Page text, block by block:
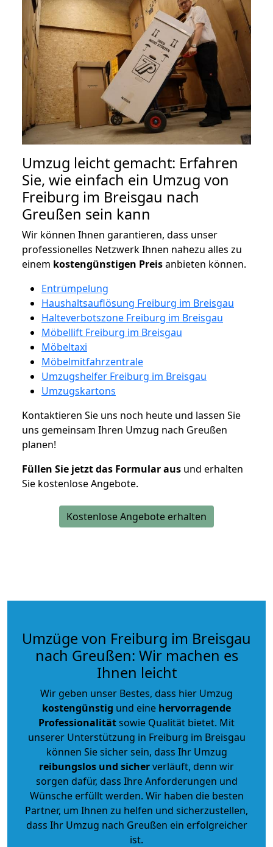
Umzug leicht gemacht: Erfahren
Sie, wie einfach ein Umzug von
Freiburg im Breisgau nach
Greußen sein kann
Wir können Ihnen garantieren, dass unser
professionelles Netzwerk Ihnen nahezu alles zu
einem kostengünstigen Preisanbieten können.
Entrümpelung
Haushaltsauflösung Freiburg im Breisgau
Halteverbotszone Freiburg im Breisgau
Möbellift Freiburg im Breisgau
Möbeltaxi
Möbelmitfahrzentrale
Umzugshelfer Freiburg im Breisgau
Umzugskartons
Kontaktieren Sie uns noch heute und lassen Sie
uns gemeinsam Ihren Umzug nach Greußen
planen!
Füllen Sie jetzt das Formular aus und erhalten
Sie kostenlose Angebote.
Kostenlose Angebote erhalten
Umzüge von Freiburg im Breisgau
nach Greußen: Wir machen es
Ihnen leicht
Wir geben unser Bestes, dass hier Umzug
kostengünstig und eine hervorragende
Professionalitätsowie Qualität bietet. Mit
unserer Unterstützung in Freiburg im Breisgau
können Sie sicher sein, dass Ihr Umzug
reibungslos und sicherverläuft, denn wir
sorgen dafür, dass Ihre Anforderungen und
Wünsche erfüllt werden. Wir haben die besten
Partner, um Ihnen zu helfen und sicherzustellen,
dass Ihr Umzug nach Greußen ein erfolgreicher
ist.